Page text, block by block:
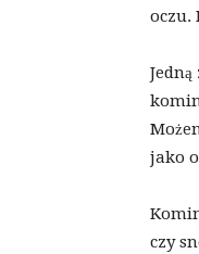
oczu.
jako
czy